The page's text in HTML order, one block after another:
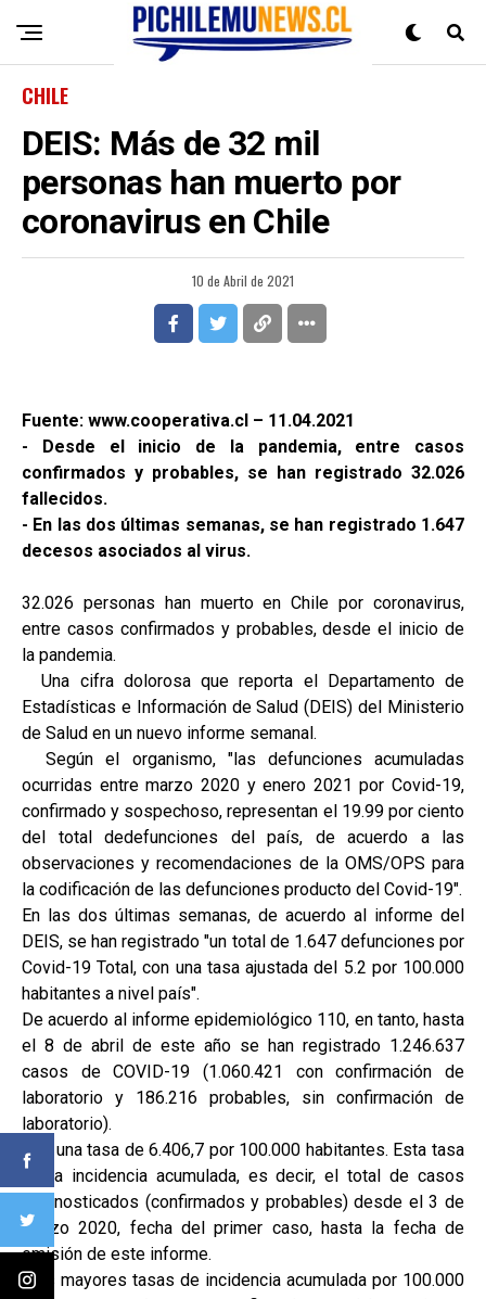
CHILE
DEIS: Más de 32 mil
personas han muerto por
coronavirus en Chile
10 de Abril de 2021
Fuente: www.cooperativa.cl – 11.04.2021
- Desde el inicio de la pandemia, entre casos
confirmados y probables, se han registrado 32.026
fallecidos.
- En las dos últimas semanas, se han registrado 1.647
decesos asociados al virus.
32.026 personas han muerto en Chile por coronavirus,
entre casos confirmados y probables, desde el inicio de
la pandemia.
Una cifra dolorosa que reporta el Departamento de
Estadísticas e Información de Salud (DEIS) del Ministerio
de Salud en un nuevo informe semanal.
Según el organismo, "las defunciones acumuladas
ocurridas entre marzo 2020 y enero 2021 por Covid-19,
confirmado y sospechoso, representan el 19.99 por ciento
del total dedefunciones del país, de acuerdo a las
observaciones y recomendaciones de la OMS/OPS para
la codificación de las defunciones producto del Covid-19".
En las dos últimas semanas, de acuerdo al informe del
DEIS, se han registrado "un total de 1.647 defunciones por
Covid-19 Total, con una tasa ajustada del 5.2 por 100.000
habitantes a nivel país".
De acuerdo al informe epidemiológico 110, en tanto, hasta
el 8 de abril de este año se han registrado 1.246.637
casos de COVID-19 (1.060.421 con confirmación de
laboratorio y 186.216 probables, sin confirmación de
laboratorio).
Con una tasa de 6.406,7 por 100.000 habitantes. Esta tasa
es la incidencia acumulada, es decir, el total de casos
diagnosticados (confirmados y probables) desde el 3 de
marzo 2020, fecha del primer caso, hasta la fecha de
emisión de este informe.
"Las mayores tasas de incidencia acumulada por 100.000